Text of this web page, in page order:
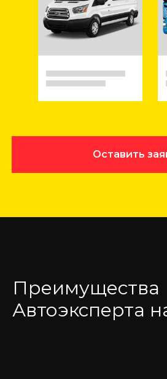
Оставить
Преимущества
Автоэксперта